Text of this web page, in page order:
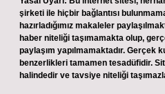
şirketi ile hiçbir bağlantısı
hazırladığımız makaleler
haber niteliği taşımamakta olup,
paylaşım yapılmamaktadır. Gerçek
benzerlikleri tamamen tesadüfidir.
halindedir ve tavsiye niteliği